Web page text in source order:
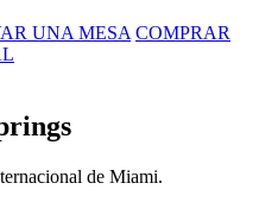
UNA MESA COMPRAR
de Miami.